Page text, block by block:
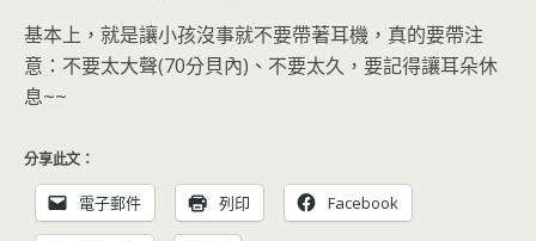
基本上，就是讓小孩沒事就不要帶著耳機，真的要帶注
意：不要太大聲(70分貝內)、不要太久，要記得讓耳朵休
息~~
分享此文：
電子郵件 列印 Facebook